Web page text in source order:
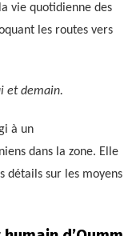
vie quotidienne des
les routes vers
et demain.
à un
dans la zone. Elle
détails sur les moyens